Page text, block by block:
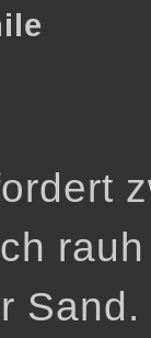
Sand.